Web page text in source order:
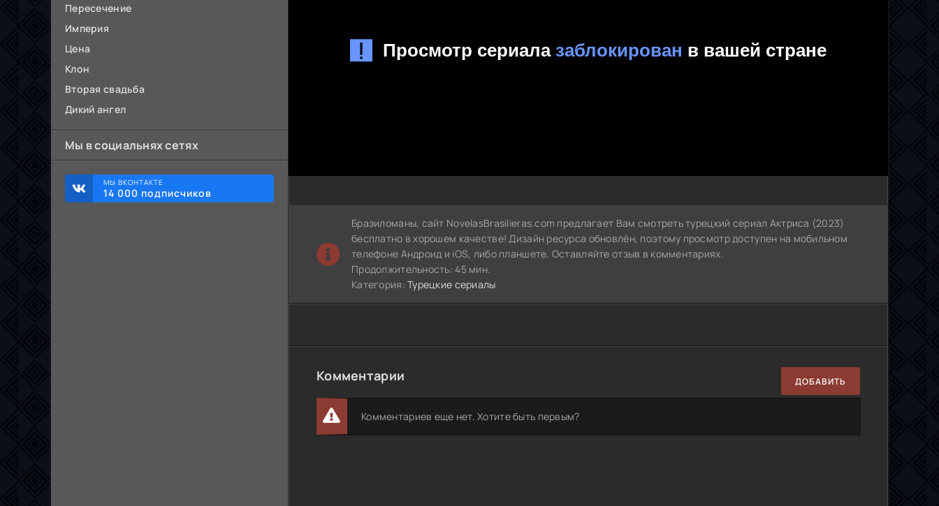
Пересечение
Империя
Цена
Клон
Вторая свадьба
Дикий ангел
Мы в социальнях сетях
МЫ ВКОНТАКТЕ
14 000 подписчиков
Бразиломаны, сайт NovelasBrasilieras.com предлагает Вам смотреть турецкий сериал Актриса (2023)
бесплатно в хорошем качестве! Дизайн ресурса обновлён, поэтому просмотр доступен на мобильном
телефоне Андроид и iOS, либо планшете. Оставляйте отзыв в комментариях.
Продолжительность: 45 мин.
Категория:Турецкие сериалы
Комментарии ДОБАВИТЬ
Комментариев еще нет. Хотите быть первым?